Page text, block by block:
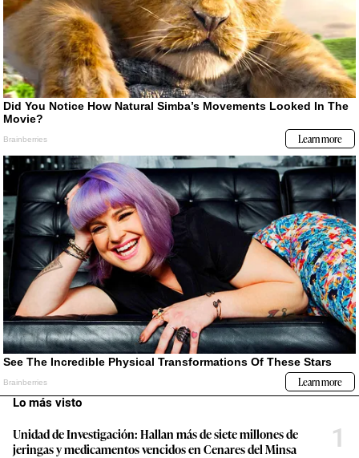
Lo más visto
Unidad de Investigación: Hallan más de siete millones de
jeringas y medicamentos vencidos en Cenares del Minsa
1